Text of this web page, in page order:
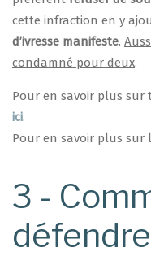
cette infraction en y
d’ivresse manifeste.
condamné pour deux.
Pour en savoir plus sur
ici.
Pour en savoir plus sur
3 -